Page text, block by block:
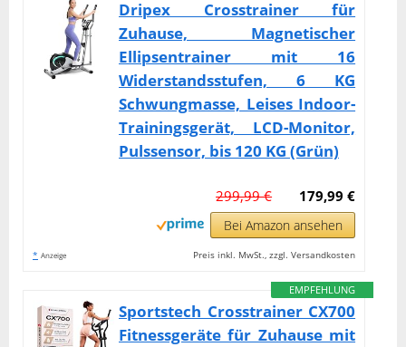
Dripex Crosstrainer für
Zuhause, Magnetischer
Ellipsentrainer mit 16
Widerstandsstufen, 6 KG
Schwungmasse, Leises Indoor-
Trainingsgerät, LCD-Monitor,
Pulssensor, bis 120 KG (Grün)
179,99 €
299,99 €
Bei Amazon ansehen
* Anzeige Preis inkl. MwSt., zzgl. Versandkosten
EMPFEHLUNG
Sportstech Crosstrainer CX700
Fitnessgeräte für Zuhause mit